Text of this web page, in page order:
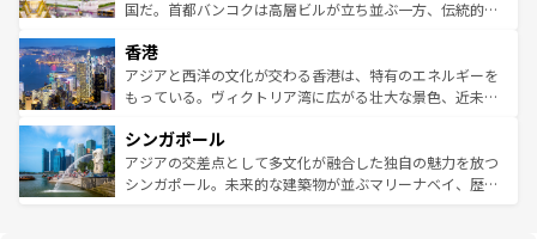
覧を参照してほしい。
醸し出している。また、バラエティの豊かさとおいしさで
とつ。フォーやバインミー、ベトナムコーヒーなどは、ぜ
ひ現地で味わいたい。どの地域を訪れてもあたたかい人々
が旅行者を迎えてくれるので、きっと忘れられない旅にな
参照してほしい。
国だ。首都バンコクは高層ビルが立ち並ぶ一方、伝統的な
の活気が交差している。北部ではチェンマイなどの山岳地
帯で自然と触れ合い、南部ではプーケットやクラビの美し
いビーチでリゾート気分を楽しむことができる。タイ料理
激する。気候は一年中温暖で、どの季節にも異なる楽しみ
が待っている。親しみやすいタイの人々、仏教を中心とし
た文化、そして多様な観光資源が、訪れる旅人を魅了し続
香港
アジアと西洋の文化が交わる香港は、特有のエネルギーを
もっている。ヴィクトリア湾に広がる壮大な景色、近未来
み、どこを訪れても感動するはず。観光スポットが密集し
ており、効率よく見どころを回れるのも魅力。息をのむよ
うな絶景から文化的な体験まで、香港を存分に楽しみ尽く
シンガポール
アジアの交差点として多文化が融合した独自の魅力を放つ
シンガポール。未来的な建築物が並ぶマリーナベイ、歴史